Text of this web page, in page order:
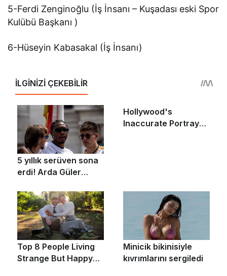
5-Ferdi Zenginoğlu (İş İnsanı – Kuşadası eski Spor
Kulübü Başkanı )
6-Hüseyin Kabasakal (İş İnsanı)